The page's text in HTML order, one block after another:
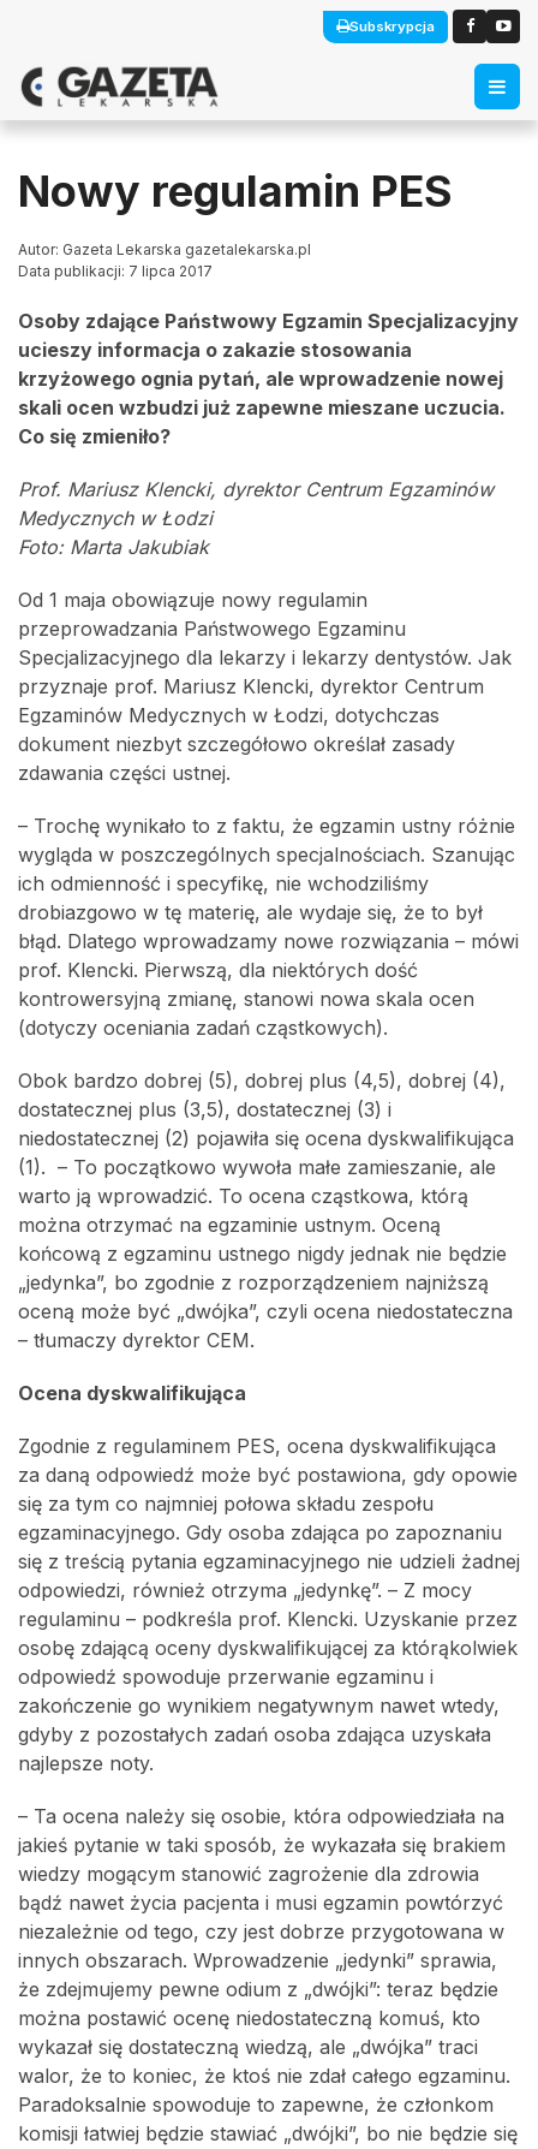
Subskrypcja
Nowy regulamin PES
Autor: Gazeta Lekarska gazetalekarska.pl
Data publikacji: 7 lipca 2017
Osoby zdające Państwowy Egzamin Specjalizacyjny
ucieszy informacja o zakazie stosowania
krzyżowego ognia pytań, ale wprowadzenie nowej
skali ocen wzbudzi już zapewne mieszane uczucia.
Co się zmieniło?
Prof. Mariusz Klencki, dyrektor Centrum Egzaminów
Medycznych w Łodzi
Foto: Marta Jakubiak
Od 1 maja obowiązuje nowy regulamin
przeprowadzania Państwowego Egzaminu
Specjalizacyjnego dla lekarzy i lekarzy dentystów. Jak
przyznaje prof. Mariusz Klencki, dyrektor Centrum
Egzaminów Medycznych w Łodzi, dotychczas
dokument niezbyt szczegółowo określał zasady
zdawania części ustnej.
– Trochę wynikało to z faktu, że egzamin ustny różnie
wygląda w poszczególnych specjalnościach. Szanując
ich odmienność i specyfikę, nie wchodziliśmy
drobiazgowo w tę materię, ale wydaje się, że to był
błąd. Dlatego wprowadzamy nowe rozwiązania – mówi
prof. Klencki. Pierwszą, dla niektórych dość
kontrowersyjną zmianę, stanowi nowa skala ocen
(dotyczy oceniania zadań cząstkowych).
Obok bardzo dobrej (5), dobrej plus (4,5), dobrej (4),
dostatecznej plus (3,5), dostatecznej (3) i
niedostatecznej (2) pojawiła się ocena dyskwalifikująca
(1). – To początkowo wywoła małe zamieszanie, ale
warto ją wprowadzić. To ocena cząstkowa, którą
można otrzymać na egzaminie ustnym. Oceną
końcową z egzaminu ustnego nigdy jednak nie będzie
„jedynka”, bo zgodnie z rozporządzeniem najniższą
oceną może być „dwójka”, czyli ocena niedostateczna
– tłumaczy dyrektor CEM.
Ocena dyskwalifikująca
Zgodnie z regulaminem PES, ocena dyskwalifikująca
za daną odpowiedź może być postawiona, gdy opowie
się za tym co najmniej połowa składu zespołu
egzaminacyjnego. Gdy osoba zdająca po zapoznaniu
się z treścią pytania egzaminacyjnego nie udzieli żadnej
odpowiedzi, również otrzyma „jedynkę”. – Z mocy
regulaminu – podkreśla prof. Klencki. Uzyskanie przez
osobę zdającą oceny dyskwalifikującej za którąkolwiek
odpowiedź spowoduje przerwanie egzaminu i
zakończenie go wynikiem negatywnym nawet wtedy,
gdyby z pozostałych zadań osoba zdająca uzyskała
najlepsze noty.
– Ta ocena należy się osobie, która odpowiedziała na
jakieś pytanie w taki sposób, że wykazała się brakiem
wiedzy mogącym stanowić zagrożenie dla zdrowia
bądź nawet życia pacjenta i musi egzamin powtórzyć
niezależnie od tego, czy jest dobrze przygotowana w
innych obszarach. Wprowadzenie „jedynki” sprawia,
że zdejmujemy pewne odium z „dwójki”: teraz będzie
można postawić ocenę niedostateczną komuś, kto
wykazał się dostateczną wiedzą, ale „dwójka” traci
walor, że to koniec, że ktoś nie zdał całego egzaminu.
Paradoksalnie spowoduje to zapewne, że członkom
komisji łatwiej będzie stawiać „dwójki”, bo nie będzie się